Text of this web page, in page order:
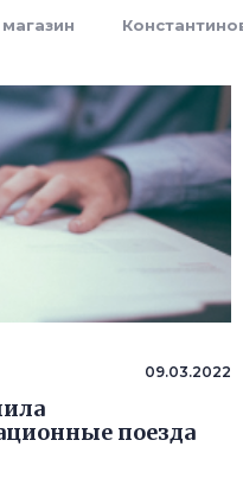
магазин
09.03.2022
поезда